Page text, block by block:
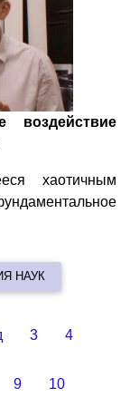
воздействие
хаотичным
НАУК
3 4
9 10